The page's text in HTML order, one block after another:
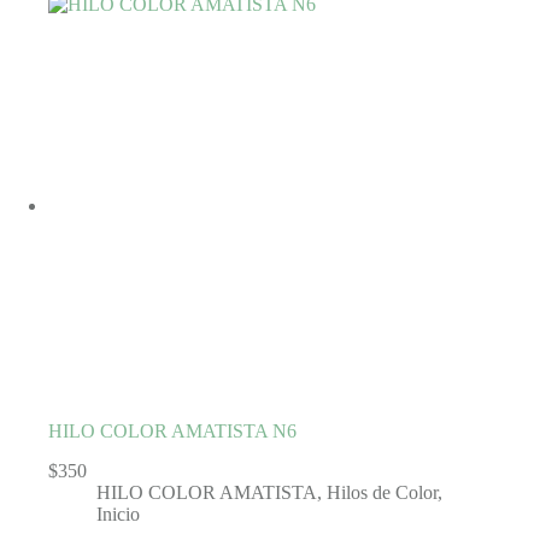
HILO COLOR AMATISTA N6
$350
HILO COLOR AMATISTA, Hilos de Color,
Inicio